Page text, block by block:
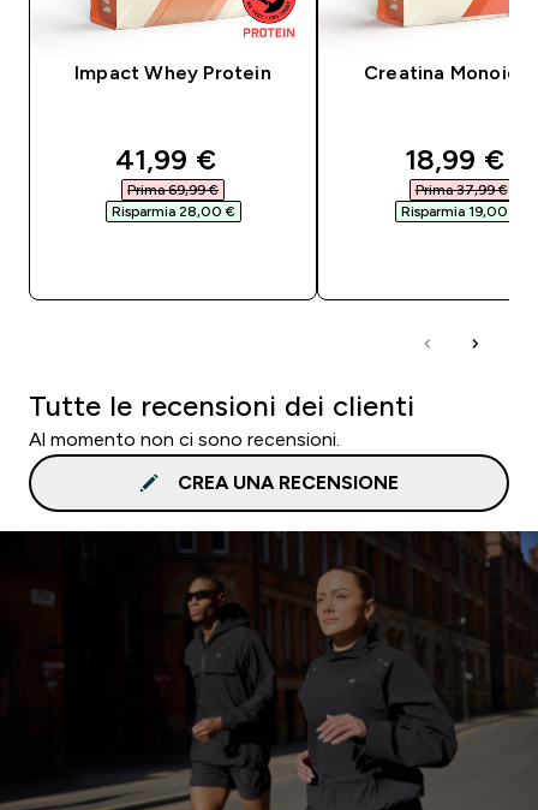
Impact Whey Protein
discounted price
41,99 €‎
Prima 69,99 €‎
Risparmia 28,00 €‎
Creatina
18,99 €‎
Prima 37,99 €‎
Risparmia 19,00 €‎
Tutte le recensioni dei clienti
Al momento non ci sono recensioni.
CREA UNA RECENSIONE